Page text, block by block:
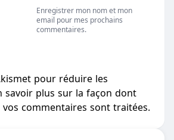
Enregistrer mon nom et mon
email pour mes prochains
commentaires.
pour réduire les
savoir plus sur la façon dont
vos commentaires sont traitées.